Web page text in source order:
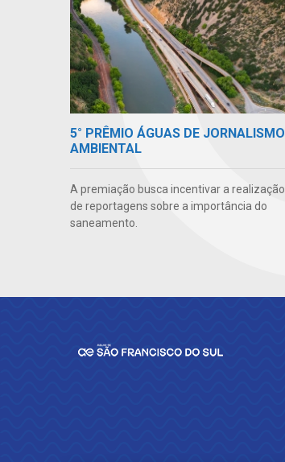
5° PRÊMIO ÁGUAS DE JORNALISMO
AMBIENTAL
A premiação busca incentivar a realização
de reportagens sobre a importância do
saneamento.